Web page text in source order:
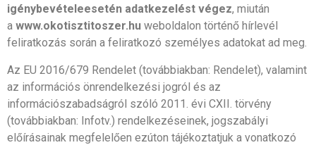
igénybevételeesetén adatkezelést végez, miután
a www.okotisztitoszer.hu weboldalon történő hírlevél
feliratkozás során a feliratkozó személyes adatokat ad meg.
Az EU 2016/679 Rendelet (továbbiakban: Rendelet), valamint
az információs önrendelkezési jogról és az
információszabadságról szóló 2011. évi CXII. törvény
(továbbiakban: Infotv.) rendelkezéseinek, jogszabályi
előírásainak megfelelően ezúton tájékoztatjuk a vonatkozó